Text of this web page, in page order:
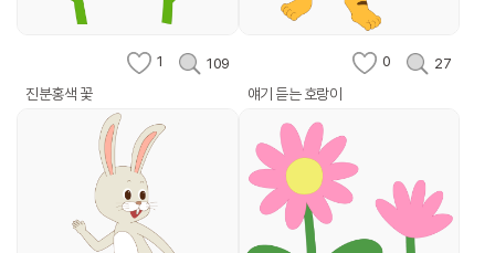
1 109
진분홍색 꽃
0 27
얘기 듣는 호랑이